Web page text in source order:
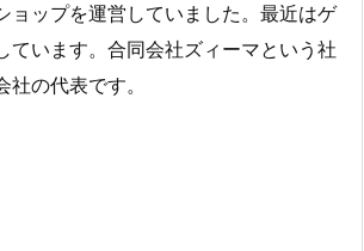
ョップを運営していました。最近はゲ
ています。合同会社ズィーマという社
社の代表です。